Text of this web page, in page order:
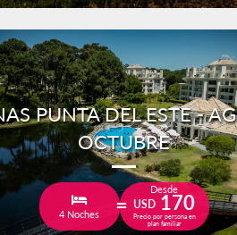
PUNTA DEL ESTE -
OCTUBRE
4 Noches
Desde
USD 170
Precio por persona en
plan familiar